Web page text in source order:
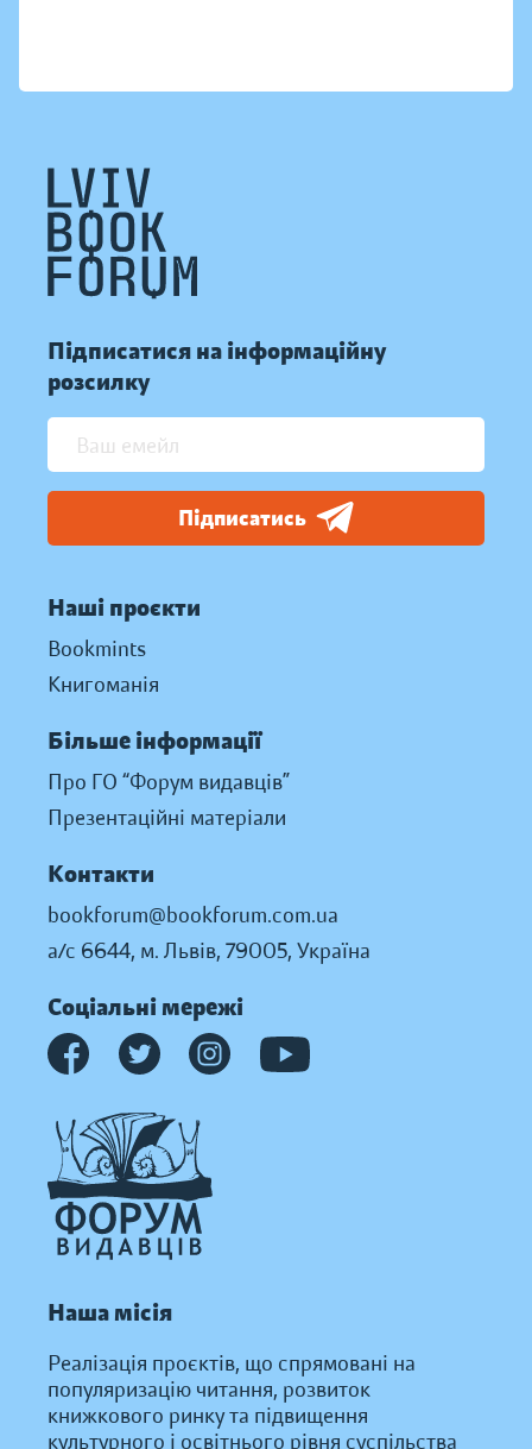
Підписатися на інформаційну
розсилку
Підписатись
Наші проєкти
Bookmints
Книгоманія
Більше інформації
Про ГО “Форум видавців”
Презентаційні матеріали
Контакти
bookforum@bookforum.com.ua
а/с 6644, м. Львів, 79005, Україна
Соціальні мережі
Наша місія
Реалізація проєктів, що спрямовані на
популяризацію читання, розвиток
книжкового ринку та підвищення
культурного і освітнього рівня суспільства